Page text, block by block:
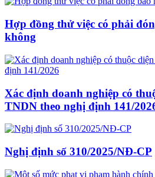
Hợp đồng thử việc có phải
không
Xác định doanh nghiệp có
TNDN theo nghị định 141/
Nghị định số 310/2025/NĐ-CP